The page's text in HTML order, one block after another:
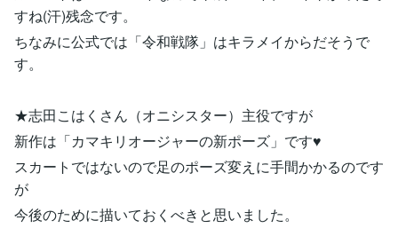
すね(汗)残念です。
ちなみに公式では「令和戦隊」はキラメイからだそうで
す。
★志田こはくさん（オニシスター）主役ですが
新作は「カマキリオージャーの新ポーズ」です♥
スカートではないので足のポーズ変えに手間かかるのです
が
今後のために描いておくべきと思いました。